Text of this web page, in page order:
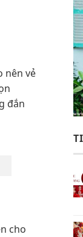
nên vẻ
đắn
cho